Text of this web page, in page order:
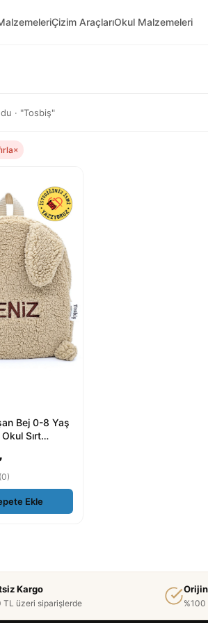
Çizim AraçlarıOkul Malzemeleri
· "Tosbiş"
×
Bej 0-8 Yaş
Sırt
(0)
Ekle
Kargo
TL üzeri siparişlerde